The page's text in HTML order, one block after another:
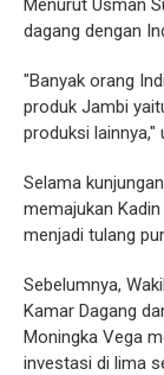
Menurut Usman
dagang dengan
"Banyak orang
produk Jambi
produksi lainnya,"
Selama
memajukan
menjadi tulang
Sebelumnya,
Kamar Dagang
Moningka Vega
investasi di lima